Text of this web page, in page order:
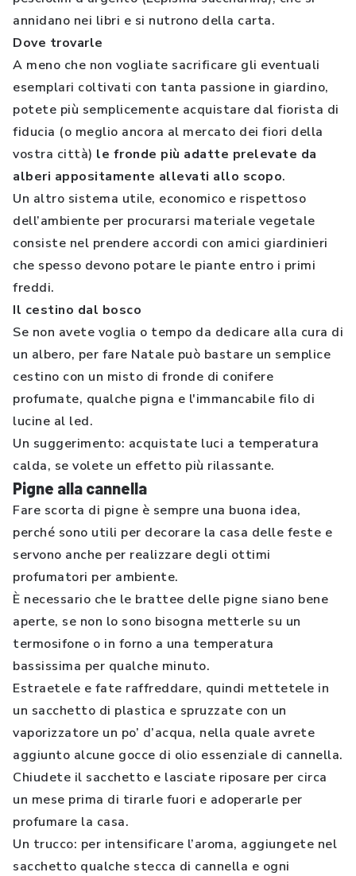
annidano nei libri e si nutrono della carta.
Dove trovarle
A meno che non vogliate sacrificare gli eventuali
esemplari coltivati con tanta passione in giardino,
potete più semplicemente acquistare dal fiorista di
fiducia (o meglio ancora al mercato dei fiori della
vostra città) le fronde più adatte prelevate da
alberi appositamente allevati allo scopo.
Un altro sistema utile, economico e rispettoso
dell’ambiente per procurarsi materiale vegetale
consiste nel prendere accordi con amici giardinieri
che spesso devono potare le piante entro i primi
freddi.
Il cestino dal bosco
Se non avete voglia o tempo da dedicare alla cura di
un albero, per fare Natale può bastare un semplice
cestino con un misto di fronde di conifere
profumate, qualche pigna e l'immancabile filo di
lucine al led.
Un suggerimento: acquistate luci a temperatura
calda, se volete un effetto più rilassante.
Pigne alla cannella
Fare scorta di pigne è sempre una buona idea,
perché sono utili per decorare la casa delle feste e
servono anche per realizzare degli ottimi
profumatori per ambiente.
È necessario che le brattee delle pigne siano bene
aperte, se non lo sono bisogna metterle su un
termosifone o in forno a una temperatura
bassissima per qualche minuto.
Estraetele e fate raffreddare, quindi mettetele in
un sacchetto di plastica e spruzzate con un
vaporizzatore un po’ d’acqua, nella quale avrete
aggiunto alcune gocce di olio essenziale di cannella.
Chiudete il sacchetto e lasciate riposare per circa
un mese prima di tirarle fuori e adoperarle per
profumare la casa.
Un trucco: per intensificare l’aroma, aggiungete nel
sacchetto qualche stecca di cannella e ogni